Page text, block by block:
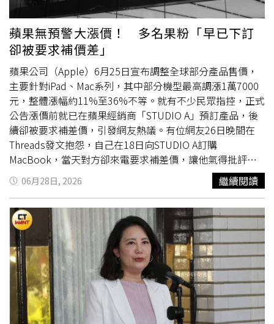
Calvin Yeoh則分析，若日本央行進一步落後於美國貨幣政策
緊縮的步伐，200甚至更高的水準並非不可能，「如果沒有
任何干預，不論是直接在匯市操作，還是由日本央行升息，
到明年12月，美元兌日圓匯率可能會像我的膽固醇一樣，在
180到205之間。」值得注意的是，持倉數據也進一步支持
了日圓續跌的預期。上個月，避險基金對日圓的看空押注已
升至2017年以來最高水平。外匯選擇權交易員同樣顯示日
圓急貶風險升高，市場估計美元兌日圓在1年內升至180的
機率約為15%，但升至200的機率仍低於1%。日本央行上
月將基準利率上調0.25個百分點至1%，創1995年以來最高
水準，並釋出未來可能進一步升息的訊號，雖然此舉縮小了
與美國的利差，但部分交易員認為，由新任主席沃什
（Kevin Warsh）主導的美國聯準會（Fed）升息的機率已
開始上升。另一方面，有報導指出日本政府希望日本央行放
緩升息步伐，也加劇了市場對日圓疲弱的擔憂。總部位於倫
敦的獨立投資顧問與研究機構「Asymmetric Advisors」的
市場策略師Amir Anvarzadeh示警：「我們實際上正處於日
本貨幣危機的邊緣。」已經關注日本市場37年的他強調，
「這很大程度上是日本央行那些似乎處於深度昏迷狀態的決
策者們，咎由
自取 的結果。」不過，目前沒有人認為日圓會
立即跌至上述的極端水準。要達成這種情境，美國聯準會可
能必須釋出比市場預期更鷹派的訊號，導致美國公債殖利率
蘋果無預警大漲價！ 多名果粉「早已下訂
卻被要求補價差」
蘋果公司（Apple）6月25日宣布調整全球部分產品售價，
主要針對iPad、Mac系列，其中部分機型最高調漲1萬7000
元，整體漲幅約11%至36%不等。就有不少民眾指控，正式
公告漲價前就已在蘋果經銷商「STUDIO A」預訂產品，後
續卻被要求補差價，引發網友熱議。有位網友26日晚間在
Threads發文抱怨，自己在18日向STUDIO A訂購
MacBook，當天對方卻來電要求補差價，讓他氣得批評
「確定已經向蘋果官方下訂單了，憑什麼要我們消費者自行
吸收這個價差啊？」貼文曝光後，不少苦主紛紛在底下留
言，「我也是今天接到電話，叫我補價差，我3週前訂的，
是他們一直沒貨給我」、「我甚至是4月28日下訂，到現在
也沒到貨，還要我補差價，」、「超不合理，強迫消費者吸
收價差，我去燦坤也遇到這種狀況，目前還在投訴中」、
「我6月9日訂的Neo還沒收到貨，剛剛也收到通知說要補價
差」、「我也是全額付清，發票已開，被要求補價差」、
「我4月22日就到STUDIO A門市下訂，到現在還跟我說在排
隊中，然後今天晚上寄簡訊說預約訂單要用最新價格辦
06月28日, 2026 繼續閱讀